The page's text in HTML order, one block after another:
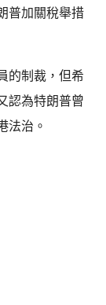
普加關稅舉措
的制裁，但希
認為特朗普曾
法治。